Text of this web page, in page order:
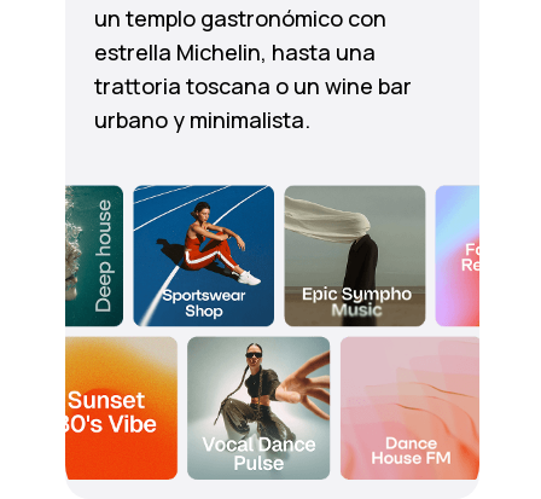
un templo gastronómico con
estrella Michelin, hasta una
trattoria toscana o un wine bar
urbano y minimalista.